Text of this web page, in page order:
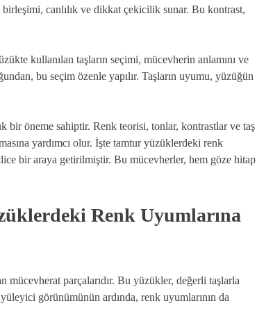
canlılık ve dikkat çekicilik sunar. Bu kontrast,
kullanılan taşların seçimi, mücevherin anlamını ve
bu seçim özenle yapılır. Taşların uyumu, yüzüğün
bir öneme sahiptir. Renk teorisi, tonlar, kontrastlar ve taş
yardımcı olur. İşte tamtur yüzüklerdeki renk
bir araya getirilmiştir. Bu mücevherler, hem göze hitap
Renk Uyumlarına
mücevherat parçalarıdır. Bu yüzükler, değerli taşlarla
görünümünün ardında, renk uyumlarının da